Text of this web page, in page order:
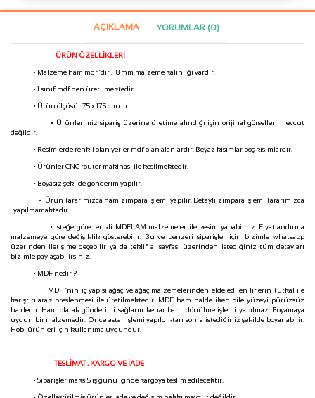
AÇIKLAMA YORUMLAR (0)
ÜRÜN ÖZELLİKLERİ
• Malzeme ham mdf ‘dir . 18 mm malzeme kalınlığı vardır.
• 1.sınıf mdf den üretilmektedir.
• Ürün ölçüsü : 75 x 175 cm dir.
• Ürünlerimiz sipariş üzerine üretime alındığı için orijinal görselleri mevcut
değildir.
• Resimlerde renkli olan yerler mdf olan alanlardır. Beyaz kısımlar boş kısımlardır.
• Ürünler CNC router makinası ile kesilmektedir.
• Boyasız şekilde gönderim yapılır.
• Ürün tarafımızca ham zımpara işlemi yapılır. Detaylı zımpara işlemi tarafımızca
yapılmamaktadır.
• İsteğe göre renkli MDFLAM malzemeler ile kesim yapabiliriz. Fiyatlandırma
malzemeye göre değişiklik gösterebilir. Bu ve benzeri siparişler için bizimle whatsapp
üzerinden iletişime geçebilir ya da teklif al sayfası üzerinden istediğiniz tüm detayları
bizimle paylaşabilirsiniz.
• MDF nedir ?
MDF ‘nin iç yapısı ağaç ve ağaç malzemelerinden elde edilen liflerin tutkal ile
karıştırılarak preslenmesi ile üretilmektedir. MDF ham halde iken bile yüzeyi pürüzsüz
haldedir. Ham olarak gönderimi sağlanır kenar bant dönülme işlemi yapılmaz. Boyamaya
uygun bir malzemedir. Önce astar işlemi yapıldıktan sonra istediğiniz şekilde boyanabilir.
Hobi ürünleri için kullanıma uygundur.
TESLİMAT , KARGO VE İADE
• Siparişler maks 5 iş günü içinde kargoya teslim edilecektir.